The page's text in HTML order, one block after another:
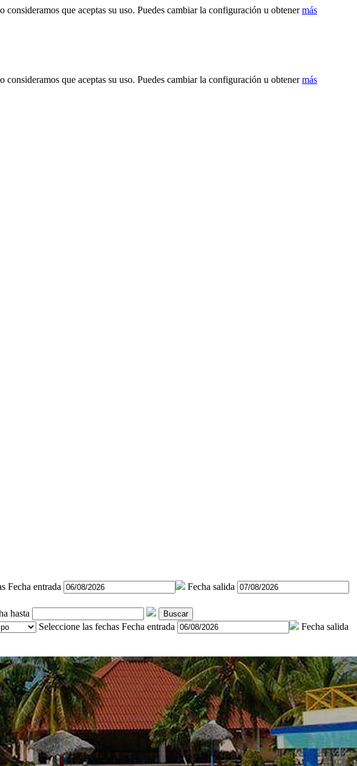
que aceptas su uso. Puedes cambiar la configuración u obtenermás
que aceptas su uso. Puedes cambiar la configuración u obtenermás
Fecha entrada
Fecha salida
hasta Buscar
Seleccione las fechas Fecha entrada Fecha salida